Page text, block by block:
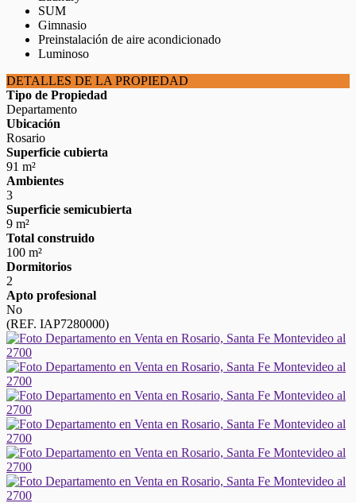
SUM
Gimnasio
Preinstalación de aire acondicionado
Luminoso
DETALLES DE LA PROPIEDAD
Tipo de Propiedad
Departamento
Ubicación
Rosario
Superficie cubierta
91 m²
Ambientes
3
Superficie semicubierta
9 m²
Total construido
100 m²
Dormitorios
2
Apto profesional
No
(REF. IAP7280000)